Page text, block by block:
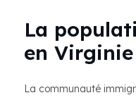
La
en Virginie
La communauté